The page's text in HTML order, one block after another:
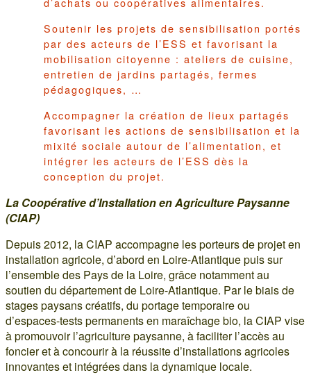
Soutenir les projets de sensibilisation portés
par des acteurs de l’ESS et favorisant la
mobilisation citoyenne : ateliers de cuisine,
entretien de jardins partagés, fermes
pédagogiques, …
Accompagner la création de lieux partagés
favorisant les actions de sensibilisation et la
mixité sociale autour de l’alimentation, et
intégrer les acteurs de l’ESS dès la
conception du projet.
La Coopérative d’Installation en Agriculture Paysanne
(CIAP)
Depuis 2012, la CIAP accompagne les porteurs de projet en
installation agricole, d’abord en Loire-Atlantique puis sur
l’ensemble des Pays de la Loire, grâce notamment au
soutien du département de Loire-Atlantique. Par le biais de
stages paysans créatifs, du portage temporaire ou
d’espaces-tests permanents en maraîchage bio, la CIAP vise
à promouvoir l’agriculture paysanne, à faciliter l’accès au
foncier et à concourir à la réussite d’installations agricoles
innovantes et intégrées dans la dynamique locale.